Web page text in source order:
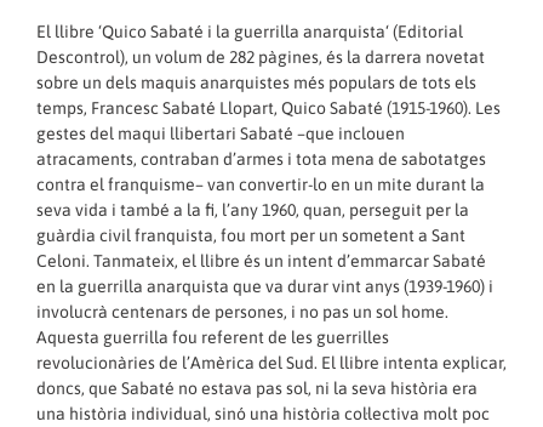
El llibre ‘Quico Sabaté i la guerrilla anarquista‘ (Editorial
Descontrol), un volum de 282 pàgines, és la darrera novetat
sobre un dels maquis anarquistes més populars de tots els
temps, Francesc Sabaté Llopart, Quico Sabaté (1915-1960). Les
gestes del maqui llibertari Sabaté –que inclouen
atracaments, contraban d’armes i tota mena de sabotatges
contra el franquisme– van convertir-lo en un mite durant la
seva vida i també a la fi, l’any 1960, quan, perseguit per la
guàrdia civil franquista, fou mort per un sometent a Sant
Celoni. Tanmateix, el llibre és un intent d’emmarcar Sabaté
en la guerrilla anarquista que va durar vint anys (1939-1960) i
involucrà centenars de persones, i no pas un sol home.
Aquesta guerrilla fou referent de les guerrilles
revolucionàries de l’Amèrica del Sud. El llibre intenta explicar,
doncs, que Sabaté no estava pas sol, ni la seva història era
una història individual, sinó una història col·lectiva molt poc